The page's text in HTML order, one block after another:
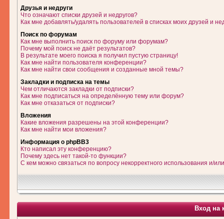
Друзья и недруги
Что означают списки друзей и недругов?
Как мне добавлять/удалять пользователей в списках моих друзей и
Поиск по форумам
Как мне выполнить поиск по форуму или форумам?
Почему мой поиск не даёт результатов?
В результате моего поиска я получил пустую страницу!
Как мне найти пользователя конференции?
Как мне найти свои сообщения и созданные мной темы?
Закладки и подписка на темы
Чем отличаются закладки от подписки?
Как мне подписаться на определённую тему или форум?
Как мне отказаться от подписки?
Вложения
Какие вложения разрешены на этой конференции?
Как мне найти мои вложения?
Информация о phpBB3
Кто написал эту конференцию?
Почему здесь нет такой-то функции?
С кем можно связаться по вопросу некорректного использования и/
Вход на